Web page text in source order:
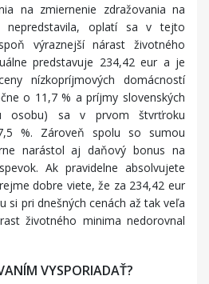
na zmiernenie zdražovania na
nepredstavila, oplatí sa v tejto
výraznejší nárast životného
predstavuje 234,42 eur a je
nízkopríjmových domácností
o 11,7 % a príjmy slovenských
osobu) sa v prvom štvrťroku
%. Zároveň spolu so sumou
narástol aj daňový bonus na
Ak pravidelne absolvujete
dobre viete, že za 234,42 eur
si pri dnešných cenách až tak veľa
životného minima nedorovnal
VYSPORIADAŤ?